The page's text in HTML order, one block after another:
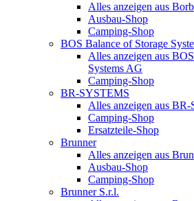
Alles anzeigen aus
Ausbau-Shop
Camping-Shop
BOS Balance of Storage
Alles anzeigen aus
Systems AG
Camping-Shop
BR-SYSTEMS
Alles anzeigen aus
Camping-Shop
Ersatzteile-Shop
Brunner
Alles anzeigen aus
Ausbau-Shop
Camping-Shop
Brunner S.r.l.